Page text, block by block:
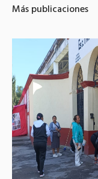
Más publicaciones